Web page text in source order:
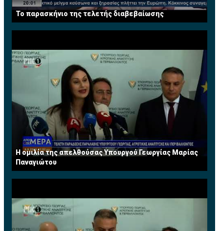
Το παρασκήνιο της τελετής διαβεβαίωσης
Η ομιλία της απελθούσας Υπουργού Γεωργίας Μαρίας
Παναγιώτου